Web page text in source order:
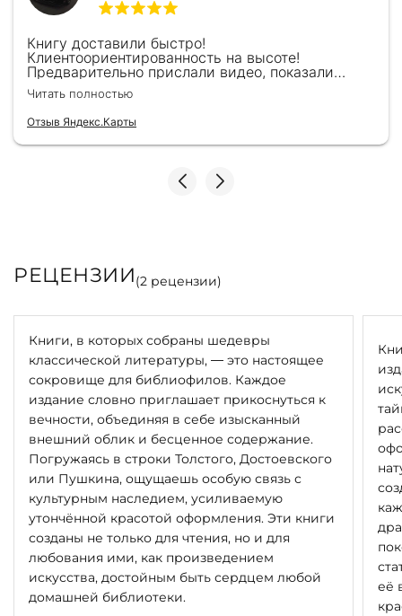
Книгу доставили быстро!
Клиентоориентированность на высоте!
Предварительно прислали видео, показали
книжку, быстро отправили и положили
подарочек) Спасибо!!!
Читать полностью
Отзыв Яндекс.Карты
РЕЦЕНЗИИ(2 рецензии)
Книги, в которых собраны шедевры
классической литературы, — это настоящее
сокровище для библиофилов. Каждое
издание словно приглашает прикоснуться к
вечности, объединяя в себе изысканный
внешний облик и бесценное содержание.
Погружаясь в строки Толстого, Достоевского
или Пушкина, ощущаешь особую связь с
культурным наследием, усиливаемую
утончённой красотой оформления. Эти книги
созданы не только для чтения, но и для
любования ими, как произведением
искусства, достойным быть сердцем любой
домашней библиотеки.
её